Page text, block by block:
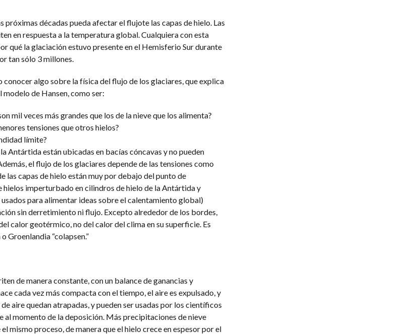
próximas décadas pueda afectar el flujote las capas de hielo. Las
en respuesta a la temperatura global. Cualquiera con esta
qué la glaciación estuvo presente en el Hemisferio Sur durante
tan sólo 3 millones.
conocer algo sobre la física del flujo de los glaciares, que explica
modelo de Hansen, como ser:
mil veces más grandes que los de la nieve que los alimenta?
tensiones que otros hielos?
límite?
Antártida están ubicadas en bacías cóncavas y no pueden
el flujo de los glaciares depende de las tensiones como
las capas de hielo están muy por debajo del punto de
imperturbado en cilindros de hielo de la Antártida y
para alimentar ideas sobre el calentamiento global)
sin derretimiento ni flujo. Excepto alrededor de los bordes,
calor geotérmico, no del calor del clima en su superficie. Es
Groenlandia “colapsen.”
de manera constante, con un balance de ganancias y
cada vez más compacta con el tiempo, el aire es expulsado, y
aire quedan atrapadas, y pueden ser usadas por los científicos
al momento de la deposición. Más precipitaciones de nieve
mismo proceso, de manera que el hielo crece en espesor por el